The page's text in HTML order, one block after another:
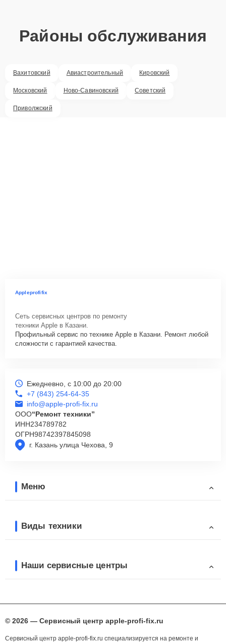
Районы обслуживания
Вахитовский Авиастроительный Кировский
Московский Ново-Савиновский Советский
Приволжский
Appleprofifix
Сеть сервисных центров по ремонту
техники Apple в Казани.
Профильный сервис по технике Apple в Казани. Ремонт любой
сложности с гарантией качества.
г. Казань улица Чехова, 9
Ежедневно, с 10:00 до 20:00
+7 (843) 254-64-35
info@apple-profi-fix.ru
ООО“Ремонт техники”
ИНН234789782
ОГРН98742397845098
Меню
Виды техники
Наши сервисные центры
© 2026 — Сервисный центр apple-profi-fix.ru
Сервисный центр apple-profi-fix.ru специализируется на ремонте и